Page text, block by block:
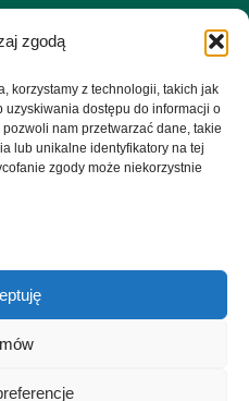
zgodą
korzystamy z technologii, takich jak
dostępu do informacji o
nam przetwarzać dane, takie
lub unikalne identyfikatory na tej
zgody może niekorzystnie
świadczeń zdrowotnych ani
diety nie może być stosowany
stylu życia. W przypadku
z lekarzem lub innym